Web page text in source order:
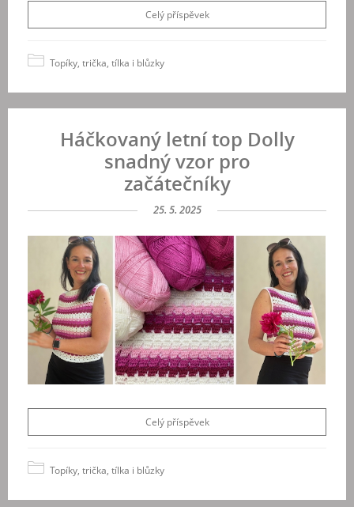
Celý příspěvek
Topíky, trička, tílka i blůzky
Háčkovaný letní top Dolly
snadný vzor pro
začátečníky
25. 5. 2025
Celý příspěvek
Topíky, trička, tílka i blůzky